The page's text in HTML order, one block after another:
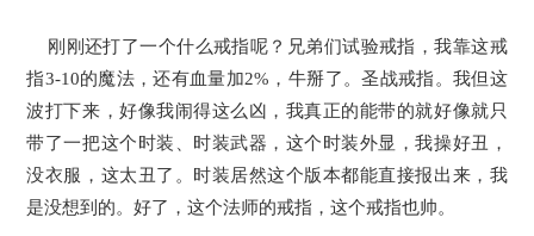
刚刚还打了一个什么戒指呢？兄弟们试验戒指，我靠这戒
指3-10的魔法，还有血量加2%，牛掰了。圣战戒指。我但这
波打下来，好像我闹得这么凶，我真正的能带的就好像就只
带了一把这个时装、时装武器，这个时装外显，我操好丑，
没衣服，这太丑了。时装居然这个版本都能直接报出来，我
是没想到的。好了，这个法师的戒指，这个戒指也帅。